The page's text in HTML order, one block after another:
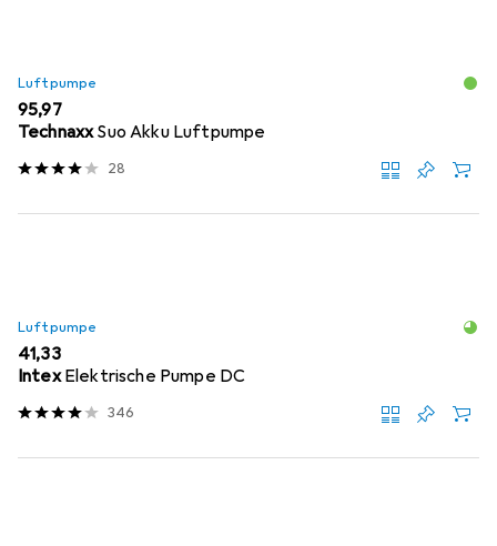
Luftpumpe
EUR
95,97
TechnaxxSuo Akku Luftpumpe
28
Luftpumpe
EUR
41,33
Intex Elektrische Pumpe DC
346